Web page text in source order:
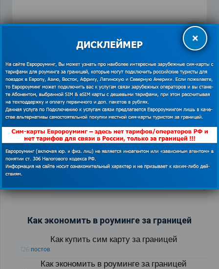
ПРЕДЫДУЩАЯ ЗАПИСЬ СЛЕДУЮЩАЯ ЗАПИСЬ
Как экономить в роуминге за границей
Как купить сим карту за границей
126 постов
Как экономить в роуминге за границей
×